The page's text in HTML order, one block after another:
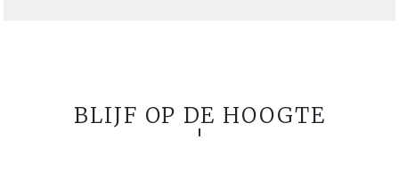
BLIJF OP DE HOOGTE